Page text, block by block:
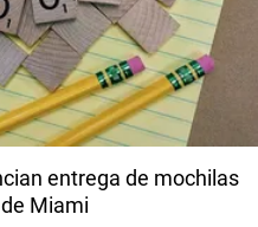
entrega de mochilas
Miami